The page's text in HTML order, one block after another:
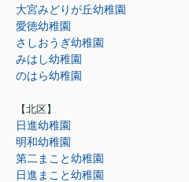
大宮みどりが丘幼稚園
愛徳幼稚園
さしおうぎ幼稚園
みはし幼稚園
のはら幼稚園
【北区】
日進幼稚園
明和幼稚園
第二まこと幼稚園
日進まこと幼稚園